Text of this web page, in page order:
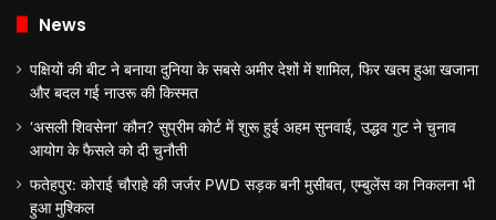
News
पक्षियों की बीट ने बनाया दुनिया के सबसे अमीर देशों में शामिल, फिर खत्म हुआ खजाना
और बदल गई नाउरू की किस्मत
‘असली शिवसेना’ कौन? सुप्रीम कोर्ट में शुरू हुई अहम सुनवाई, उद्धव गुट ने चुनाव
आयोग के फैसले को दी चुनौती
फतेहपुर: कोराई चौराहे की जर्जर PWD सड़क बनी मुसीबत, एम्बुलेंस का निकलना भी
हुआ मुश्किल